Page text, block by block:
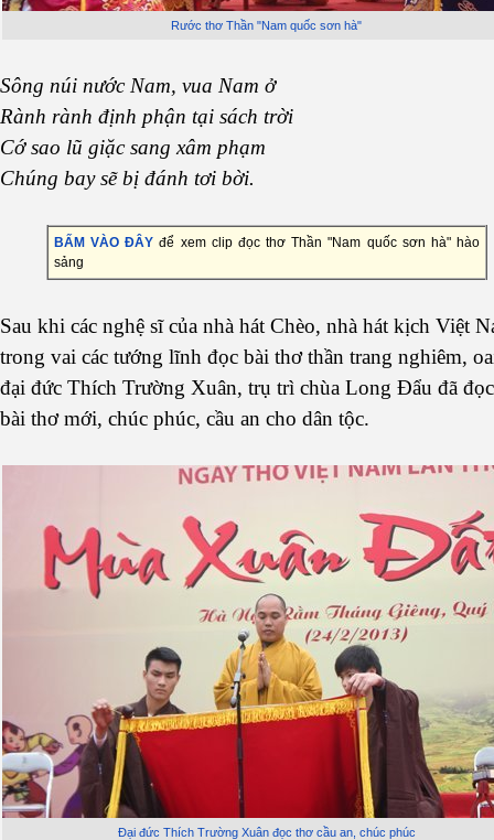
Rước thơ Thần "Nam quốc sơn hà"
Sông núi nước Nam, vua Nam ở
Rành rành định phận tại sách trời
Cớ sao lũ giặc sang xâm phạm
Chúng bay sẽ bị đánh tơi bời.
BẤM VÀO ĐÂY để xem clip đọc thơ Thần "Nam quốc sơn hà" hào
sảng
Sau khi các nghệ sĩ của nhà hát Chèo, nhà hát kịch Việt
trong vai các tướng lĩnh đọc bài thơ thần trang nghiêm,
đại đức Thích Trường Xuân, trụ trì chùa Long Đẩu đã
bài thơ mới, chúc phúc, cầu an cho dân tộc.
Đại đức Thích Trường Xuân đọc thơ cầu an, chúc phúc